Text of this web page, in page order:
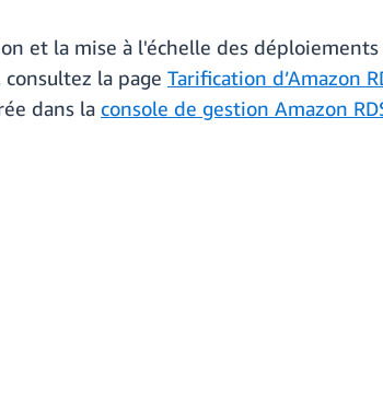
et la mise à l'échelle des déploiements
la page Tarification d’Amazon
dans la console de gestion Amazon